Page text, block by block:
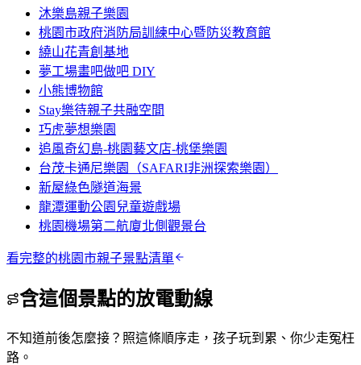
沐樂島親子樂園
桃園市政府消防局訓練中心暨防災教育館
繞山花青創基地
夢工場畫吧做吧 DIY
小熊博物館
Stay樂待親子共融空間
巧虎夢想樂園
追風奇幻島-桃園藝文店-桃堡樂園
台茂卡通尼樂園（SAFARI非洲探索樂園）
新屋綠色隧道海景
龍潭運動公園兒童遊戲場
桃園機場第二航廈北側觀景台
看完整的桃園市親子景點清單
含這個景點的放電動線
不知道前後怎麼接？照這條順序走，孩子玩到累、你少走冤枉
路。